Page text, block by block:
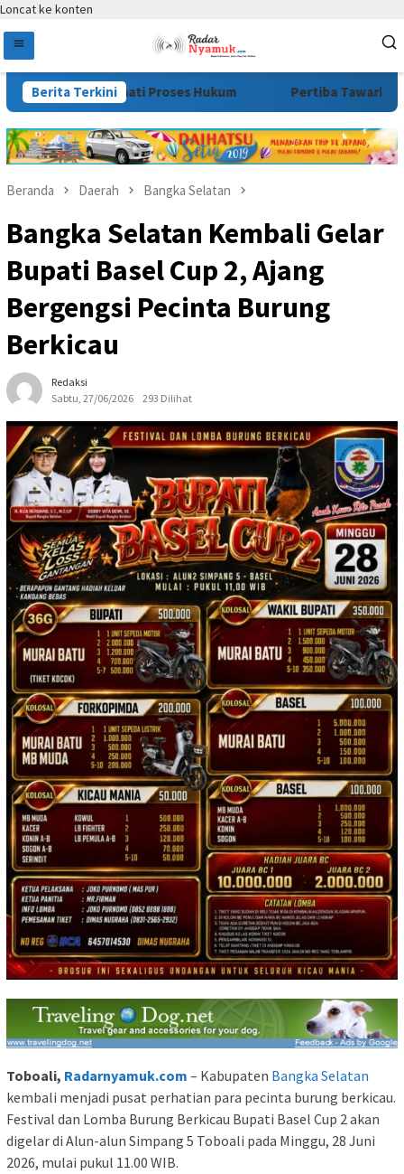
Loncat ke konten
Berita Terkini
Proses Hukum Pertiba Tawarkan 65 Kuota Beasiswa
Beranda Daerah Bangka Selatan
Bangka Selatan Kembali Gelar
Bupati Basel Cup 2, Ajang
Bergengsi Pecinta Burung
Berkicau
Redaksi
Sabtu, 27/06/2026
293 Dilihat
Toboali, Radarnyamuk.com – Kabupaten Bangka Selatan
kembali menjadi pusat perhatian para pecinta burung berkicau.
Festival dan Lomba Burung Berkicau Bupati Basel Cup 2 akan
digelar di Alun-alun Simpang 5 Toboali pada Minggu, 28 Juni
2026, mulai pukul 11.00 WIB.